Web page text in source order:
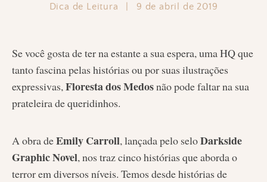
Dica de Leitura 9 de abril de 2019
Se você gosta de ter na estante a sua espera, uma HQ que
tanto fascina pelas histórias ou por suas ilustrações
expressivas, Floresta dos Medosnão pode faltar na sua
prateleira de queridinhos.
A obra deEmily Carroll, lançada pelo seloDarkside
Graphic Novel, nos traz cinco histórias que aborda o
terror em diversos níveis. Temos desde histórias de